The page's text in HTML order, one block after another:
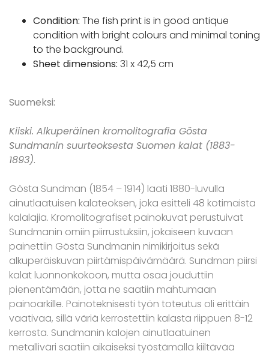
Condition: The fish print is in good antique
condition with bright colours and minimal toning
to the background.
Sheet dimensions: 31 x 42,5 cm
Suomeksi:
Kiiski. Alkuperäinen kromolitografia Gösta
Sundmanin suurteoksesta Suomen kalat (1883-
1893).
Gösta Sundman (1854 – 1914) laati 1880-luvulla
ainutlaatuisen kalateoksen, joka esitteli 48 kotimaista
kalalajia. Kromolitografiset painokuvat perustuivat
Sundmanin omiin piirrustuksiin, jokaiseen kuvaan
painettiin Gösta Sundmanin nimikirjoitus sekä
alkuperäiskuvan piirtämispäivämäärä. Sundman piirsi
kalat luonnonkokoon, mutta osaa jouduttiin
pienentämään, jotta ne saatiin mahtumaan
painoarkille. Painoteknisesti työn toteutus oli erittäin
vaativaa, sillä väriä kerrostettiin kalasta riippuen 8-12
kerrosta. Sundmanin kalojen ainutlaatuinen
metalliväri saatiin aikaiseksi työstämällä kiiltävää